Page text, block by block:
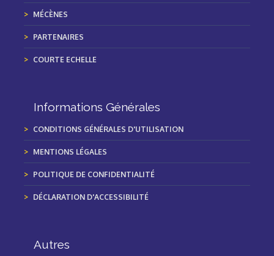
MÉCÈNES
PARTENAIRES
COURTE ECHELLE
Informations Générales
CONDITIONS GÉNÉRALES D'UTILISATION
MENTIONS LÉGALES
POLITIQUE DE CONFIDENTIALITÉ
DÉCLARATION D'ACCESSIBILITÉ
Autres